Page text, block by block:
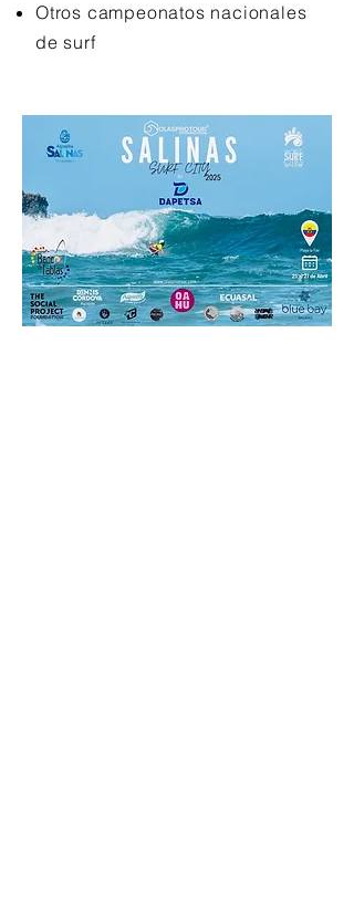
Otros campeonatos nacionales
de surf